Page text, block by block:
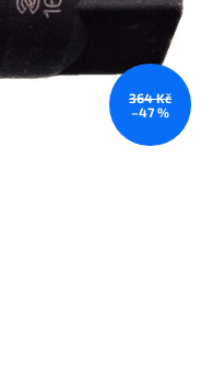
364 Kč
–47 %